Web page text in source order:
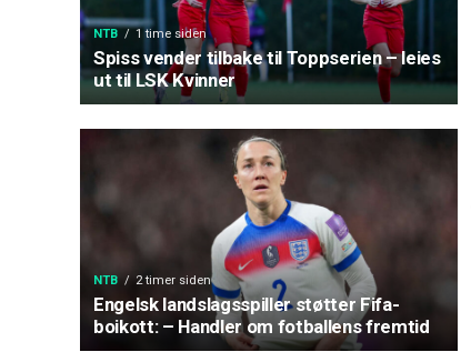
NTB 1 time siden
Spiss vender tilbake til Toppserien – leies
ut til LSK Kvinner
NTB 2 timer siden
Engelsk landslagsspiller støtter Fifa-
boikott: – Handler om fotballens fremtid